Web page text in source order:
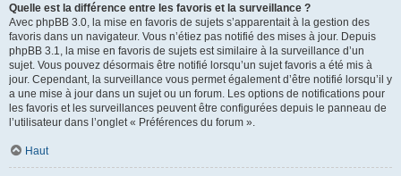
Quelle est la différence entre les favoris et la surveillance ?
Avec phpBB 3.0, la mise en favoris de sujets s’apparentait à la gestion des
favoris dans un navigateur. Vous n’étiez pas notifié des mises à jour. Depuis
phpBB 3.1, la mise en favoris de sujets est similaire à la surveillance d’un
sujet. Vous pouvez désormais être notifié lorsqu’un sujet favoris a été mis à
jour. Cependant, la surveillance vous permet également d’être notifié lorsqu’il y
a une mise à jour dans un sujet ou un forum. Les options de notifications pour
les favoris et les surveillances peuvent être configurées depuis le panneau de
l’utilisateur dans l’onglet « Préférences du forum ».
Haut